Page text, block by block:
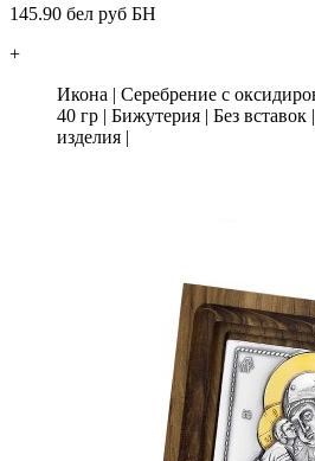
145.90 бел руб БН
+
Икона | Серебрение с
40 гр | Бижутерия | Без вставок |
изделия |